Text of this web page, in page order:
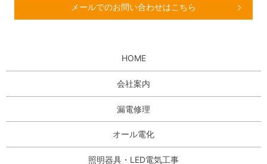
メールでのお問い合わせはこちら
HOME
会社案内
漏電修理
オール電化
照明器具・LED電気工事